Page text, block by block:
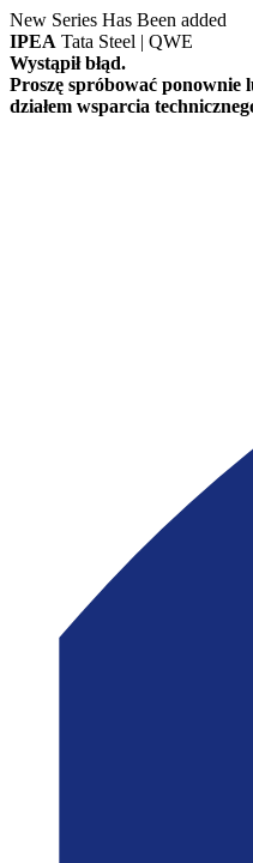
New Series Has Been added
IPEA Tata Steel | QWE
Wystąpił błąd.
Proszę spróbować ponownie
działem wsparcia